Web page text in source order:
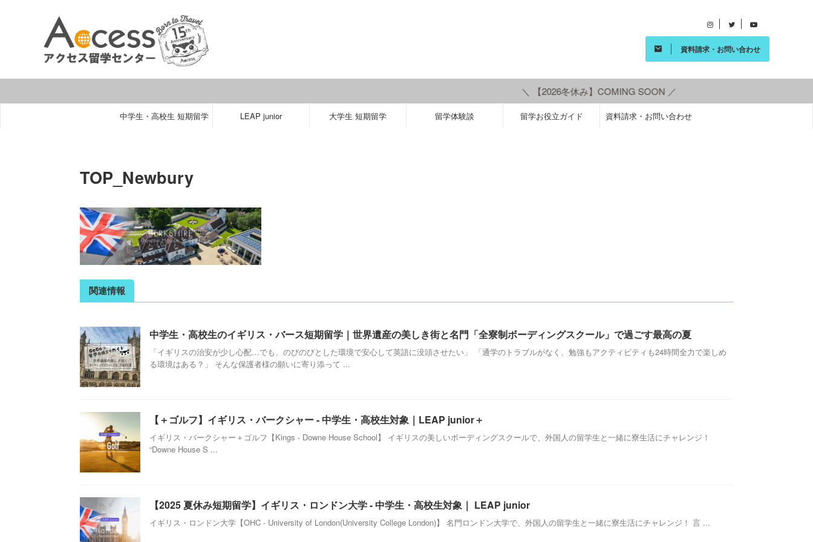
資料請求・お問い合わせ
＼ 【2026冬休み】COMING SOON ／
中学生・高校生 短期留学 LEAP junior 大学生 短期留学 留学体験談 留学お役立ガイド 資料請求・お問い合わせ
TOP_Newbury
関連情報
中学生・高校生のイギリス・バース短期留学｜世界遺産の美しき街と名門「全寮制ボーディングスクール」で過ごす最高の夏
「イギリスの治安が少し心配…でも、のびのびとした環境で安心して英語に没頭させたい」 「通学のトラブルがなく、勉強もアクティビティも24時間全力で楽しめ
る環境はある？」 そんな保護者様の願いに寄り添って ...
【＋ゴルフ】イギリス・バークシャー - 中学生・高校生対象｜LEAP junior＋
イギリス・バークシャー＋ゴルフ【Kings - Downe House School】 イギリスの美しいボーディングスクールで、外国人の留学生と一緒に寮生活にチャレンジ！
“Downe House S ...
【2025 夏休み短期留学】イギリス・ロンドン大学 - 中学生・高校生対象｜ LEAP junior
イギリス・ロンドン大学【OHC - University of London(University College London)】 名門ロンドン大学で、外国人の留学生と一緒に寮生活にチャレンジ！ 言 ...